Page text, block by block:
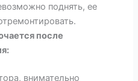
поднять, ее
после
внимательно